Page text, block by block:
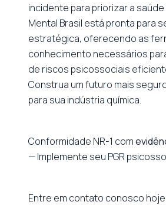
incidente para priorizar a saúde
Mental Brasil está pronta para
estratégica, oferecendo as
conhecimento necessários
de riscos psicossociais
Construa um futuro mais
para sua indústria química.
Conformidade NR-1 com
— Implemente seu PGR
Entre em contato conosco